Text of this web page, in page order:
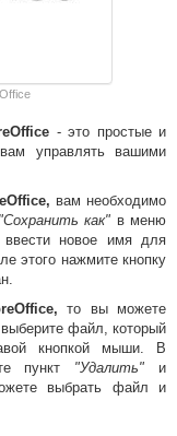
- это простые и
управлять вашими
вам необходимо
"Сохранить как" в меню
новое имя для
этого нажмите кнопку
то вы можете
файл, который
кнопкой мыши. В
пункт "Удалить" и
выбрать файл и